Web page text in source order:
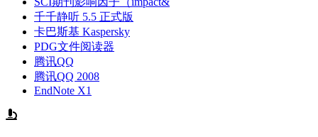
千千静听 5.5 正式版
卡巴斯基 Kaspersky
PDG文件阅读器
腾讯QQ
腾讯QQ 2008
EndNote X1